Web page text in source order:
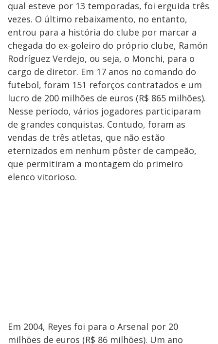
qual esteve por 13 temporadas, foi erguida três
vezes. O último rebaixamento, no entanto,
entrou para a história do clube por marcar a
chegada do ex-goleiro do próprio clube, Ramón
Rodríguez Verdejo, ou seja, o Monchi, para o
cargo de diretor. Em 17 anos no comando do
futebol, foram 151 reforços contratados e um
lucro de 200 milhões de euros (R$ 865 milhões).
Nesse período, vários jogadores participaram
de grandes conquistas. Contudo, foram as
vendas de três atletas, que não estão
eternizados em nenhum pôster de campeão,
que permitiram a montagem do primeiro
elenco vitorioso.
Em 2004, Reyes foi para o Arsenal por 20
milhões de euros (R$ 86 milhões). Um ano